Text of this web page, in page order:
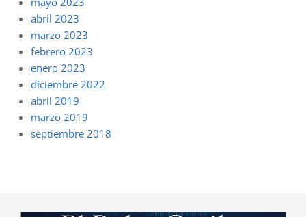
abril 2023
marzo 2023
febrero 2023
enero 2023
diciembre 2022
abril 2019
marzo 2019
septiembre 2018